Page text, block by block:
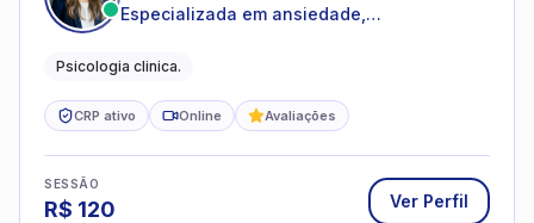
Especializada em ansiedade,
Psicologia clinica.
CRP ativo Online Avaliações
SESSÃO
R$ 120 Ver Perfil